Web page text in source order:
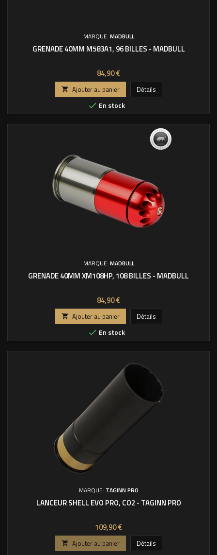
MARQUE: MADBULL
GRENADE 40MM M583A1, 96 BILLES - MADBULL
Prix
84,90 €
 Ajouter au panier
Détails
 En stock
MARQUE: MADBULL
GRENADE 40MM XM108HP, 108 BILLES - MADBULL
Prix
84,90 €
 Ajouter au panier
Détails
 En stock
MARQUE: TAGINN PRO
LANCEUR SHELL EVO PRO, CO2 - TAGINN PRO
Prix
109,90 €
 Ajouter au panier
Détails